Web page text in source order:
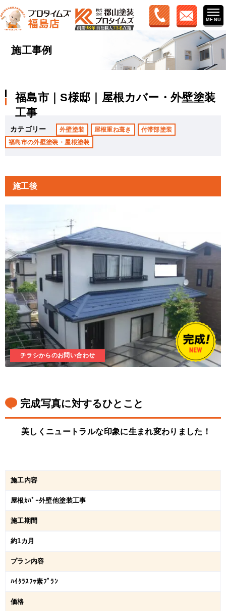
施工事例
福島市｜S様邸｜屋根カバー・外壁塗装
工事
カテゴリー 外壁塗装 屋根重ね葺き
付帯部塗装
福島市の外壁塗装・屋根塗装
施工後
チラシからのお問い合わせ
完成写真に対するひとこと
美しくニュートラルな印象に生まれ変わりました！
施工内容
屋根ｶﾊﾞｰ外壁他塗装工事
施工期間
約1カ月
プラン内容
ﾊｲｸﾗｽﾌｯ素ﾌﾟﾗﾝ
価格